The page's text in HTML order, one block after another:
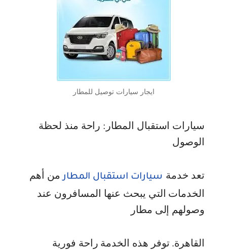
ايجار سيارات توصيل للمطار
سيارات استقبال المطار: راحة منذ لحظة
الوصول
تعد خدمة سيارات استقبال المطار من أهم
الخدمات التي يبحث عنها المسافرون عند
وصولهم إلى مطار
القاهرة. توفر هذه الخدمة راحة فورية